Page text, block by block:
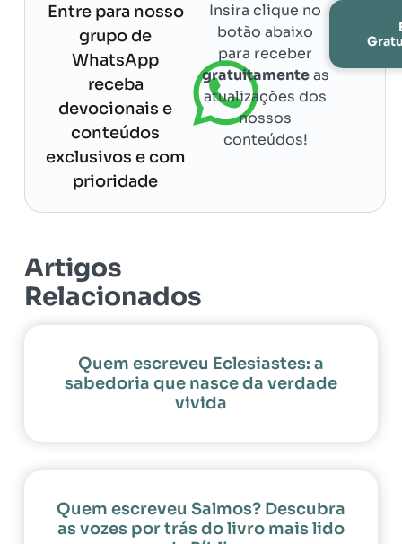
Entre para nosso
grupo de
WhatsApp
receba
devocionais e
conteúdos
exclusivos e com
prioridade
Insira clique no
botão abaixo
para receber
gratuitamenteas
atualizações dos
nossos
conteúdos!
Artigos
Relacionados
Quem escreveu Eclesiastes: a
sabedoria que nasce da verdade
vivida
Quem escreveu Salmos? Descubra
as vozes por trás do livro mais lido